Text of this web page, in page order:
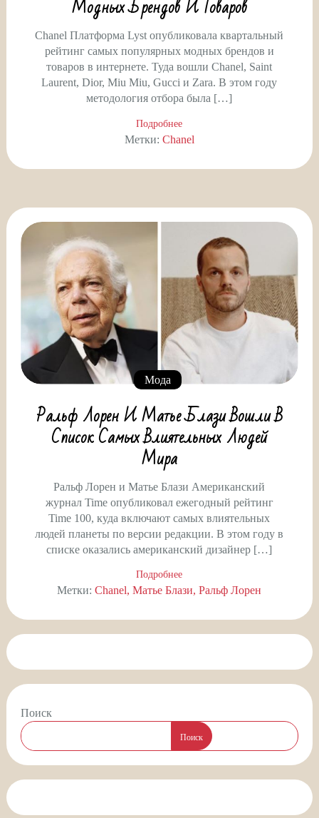
Модных Брендов И Товаров
Chanel Платформа Lyst опубликовала квартальный
рейтинг самых популярных модных брендов и
товаров в интернете. Туда вошли Chanel, Saint
Laurent, Dior, Miu Miu, Gucci и Zara. В этом году
методология отбора была […]
Подробнее
Метки: Chanel
Мода
Ральф Лорен И Матье Блази Вошли В
Список Самых Влиятельных Людей
Мира
Ральф Лорен и Матье Блази Американский
журнал Time опубликовал ежегодный рейтинг
Time 100, куда включают самых влиятельных
людей планеты по версии редакции. В этом году в
списке оказались американский дизайнер […]
Подробнее
Метки:Chanel Матье Блази Ральф Лорен
Поиск
Поиск